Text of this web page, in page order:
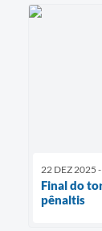
22 DEZ 2025
Final do
pênaltis